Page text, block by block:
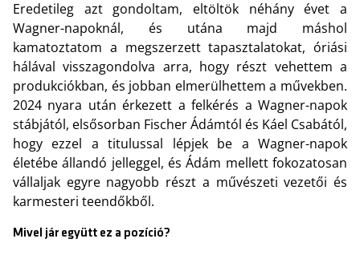
Eredetileg azt gondoltam, eltöltök néhány évet a
Wagner-napoknál, és utána majd máshol
kamatoztatom a megszerzett tapasztalatokat, óriási
hálával visszagondolva arra, hogy részt vehettem a
produkciókban, és jobban elmerülhettem a művekben.
2024 nyara után érkezett a felkérés a Wagner-napok
stábjától, elsősorban Fischer Ádámtól és Káel Csabától,
hogy ezzel a titulussal lépjek be a Wagner-napok
életébe állandó jelleggel, és Ádám mellett fokozatosan
vállaljak egyre nagyobb részt a művészeti vezetői és
karmesteri teendőkből.
Mivel jár együtt ez a pozíció?